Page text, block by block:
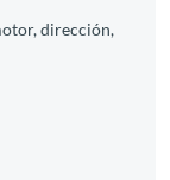
dirección,